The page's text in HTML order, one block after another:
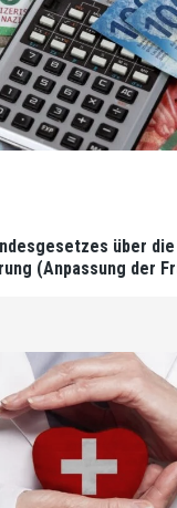
über die
(Anpassung der